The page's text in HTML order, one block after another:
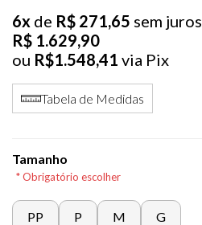
6x de R$ 271,65 sem juros
R$ 1.629,90
ou R$1.548,41 via Pix
Tabela de Medidas
Tamanho
* Obrigatório escolher
PP P M G